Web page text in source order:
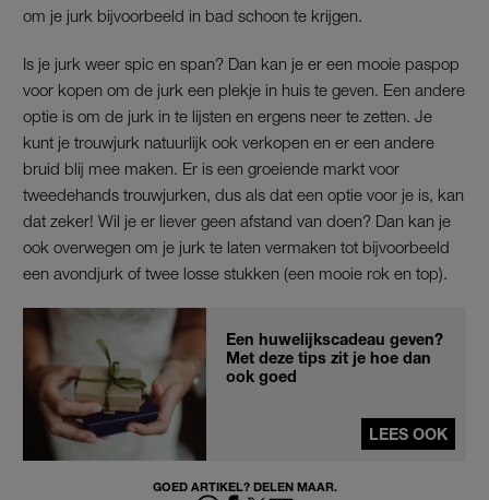
om je jurk bijvoorbeeld in bad schoon te krijgen.
Is je jurk weer spic en span? Dan kan je er een mooie paspop
voor kopen om de jurk een plekje in huis te geven. Een andere
optie is om de jurk in te lijsten en ergens neer te zetten. Je
kunt je trouwjurk natuurlijk ook verkopen en er een andere
bruid blij mee maken. Er is een groeiende markt voor
tweedehands trouwjurken, dus als dat een optie voor je is, kan
dat zeker! Wil je er liever geen afstand van doen? Dan kan je
ook overwegen om je jurk te laten vermaken tot bijvoorbeeld
een avondjurk of twee losse stukken (een mooie rok en top).
Een huwelijkscadeau geven?
Met deze tips zit je hoe dan
ook goed
LEES OOK
GOED ARTIKEL? DELEN MAAR.